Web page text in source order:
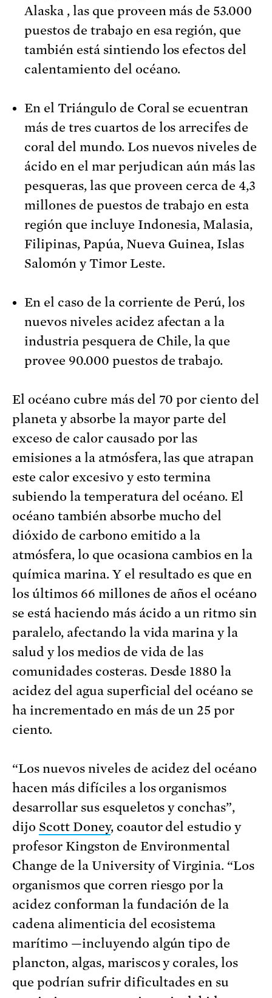
Alaska , las que proveen más de 53.000
puestos de trabajo en esa región, que
también está sintiendo los efectos del
calentamiento del océano.
En el Triángulo de Coral se ecuentran
más de tres cuartos de los arrecifes de
coral del mundo. Los nuevos niveles de
ácido en el mar perjudican aún más las
pesqueras, las que proveen cerca de 4,3
millones de puestos de trabajo en esta
región que incluye Indonesia, Malasia,
Filipinas, Papúa, Nueva Guinea, Islas
Salomón y Timor Leste.
En el caso de la corriente de Perú, los
nuevos niveles acidez afectan a la
industria pesquera de Chile, la que
provee 90.000 puestos de trabajo.
El océano cubre más del 70 por ciento del
planeta y absorbe la mayor parte del
exceso de calor causado por las
emisiones a la atmósfera, las que atrapan
este calor excesivo y esto termina
subiendo la temperatura del océano. El
océano también absorbe mucho del
dióxido de carbono emitido a la
atmósfera, lo que ocasiona cambios en la
química marina. Y el resultado es que en
los últimos 66 millones de años el océano
se está haciendo más ácido a un ritmo sin
paralelo, afectando la vida marina y la
salud y los medios de vida de las
comunidades costeras. Desde 1880 la
acidez del agua superficial del océano se
ha incrementado en más de un 25 por
ciento.
“Los nuevos niveles de acidez del océano
hacen más difíciles a los organismos
desarrollar sus esqueletos y conchas”,
dijo Scott Doney, coautor del estudio y
profesor Kingston de Environmental
Change de la University of Virginia. “Los
organismos que corren riesgo por la
acidez conforman la fundación de la
cadena alimenticia del ecosistema
marítimo —incluyendo algún tipo de
plancton, algas, mariscos y corales, los
que podrían sufrir dificultades en su